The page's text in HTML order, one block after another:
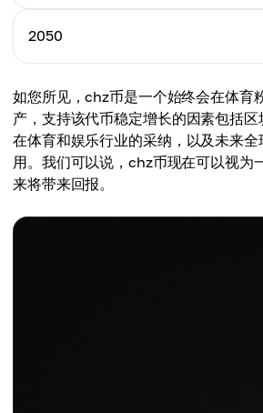
最高价格
平均价格
$3.376
最低价格
最高价格
$4.064
平均价格
$3.831
2050
$3.964
最高价格
$4.673
平均价格
如您所见，chz币是一个始终会在体育
产，支持该代币稳定增长的因素包括
在体育和娱乐行业的采纳，以及未来
用。我们可以说，chz币现在可以视为
来将带来回报。